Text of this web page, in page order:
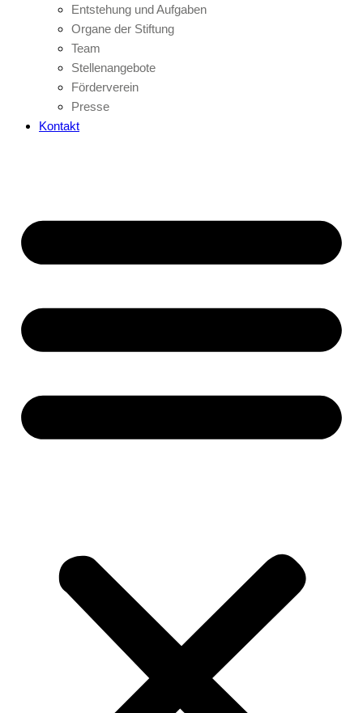
Entstehung und Aufgaben
Organe der Stiftung
Team
Stellenangebote
Förderverein
Presse
Kontakt